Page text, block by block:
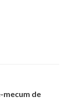
mecum de